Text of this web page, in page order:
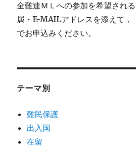
全難連ＭＬへの参加を希望され
属・E-MAILアドレスを添えて，
でお申込みください。
テーマ別
難民保護
出入国
在留